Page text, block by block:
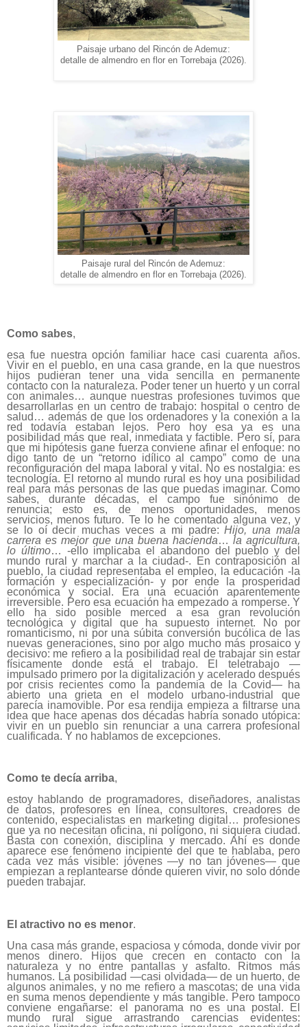
Paisaje urbano del Rincón de Ademuz:
detalle de almendro en flor en Torrebaja (2026).
Paisaje rural del Rincón de Ademuz:
detalle de almendro en flor en Torrebaja (2026).
Como sabes,
esa fue nuestra opción familiar hace casi cuarenta años.
Vivir en el pueblo, en una casa grande, en la que nuestros
hijos pudieran tener una vida sencilla en permanente
contacto con la naturaleza. Poder tener un huerto y un corral
con animales… aunque nuestras profesiones tuvimos que
desarrollarlas en un centro de trabajo: hospital o centro de
salud… además de que los ordenadores y la conexión a la
red todavía estaban lejos. Pero hoy esa ya es una
posibilidad más que real, inmediata y factible. Pero sí, para
que mi hipótesis gane fuerza conviene afinar el enfoque: no
digo tanto de un “retorno idílico al campo” como de una
reconfiguración del mapa laboral y vital. No es nostalgia: es
tecnología. El retorno al mundo rural es hoy una posibilidad
real para más personas de las que puedas imaginar. Como
sabes, durante décadas, el campo fue sinónimo de
renuncia; esto es, de menos oportunidades, menos
servicios, menos futuro. Te lo he comentado alguna vez, y
se lo oí decir muchas veces a mi padre:Hijo, una mala
carrera es mejor que una buena hacienda… la agricultura,
lo último… -ello implicaba el abandono del pueblo y del
mundo rural y marchar a la ciudad-. En contraposición al
pueblo, la ciudad representaba el empleo, la educación -la
formación y especialización- y por ende la prosperidad
económica y social. Era una ecuación aparentemente
irreversible. Pero esa ecuación ha empezado a romperse. Y
ello ha sido posible merced a esa gran revolución
tecnológica y digital que ha supuesto internet. No por
romanticismo, ni por una súbita conversión bucólica de las
nuevas generaciones, sino por algo mucho más prosaico y
decisivo: me refiero a la posibilidad real de trabajar sin estar
físicamente donde está el trabajo. El teletrabajo —
impulsado primero por la digitalización y acelerado después
por crisis recientes como la pandemia de la Covid— ha
abierto una grieta en el modelo urbano-industrial que
parecía inamovible. Por esa rendija empieza a filtrarse una
idea que hace apenas dos décadas habría sonado utópica:
vivir en un pueblo sin renunciar a una carrera profesional
cualificada. Y no hablamos de excepciones.
Como te decía arriba,
estoy hablando de programadores, diseñadores, analistas
de datos, profesores en línea, consultores, creadores de
contenido, especialistas en marketing digital… profesiones
que ya no necesitan oficina, ni polígono, ni siquiera ciudad.
Basta con conexión, disciplina y mercado. Ahí es donde
aparece ese fenómeno incipiente del que te hablaba, pero
cada vez más visible: jóvenes —y no tan jóvenes— que
empiezan a replantearse dónde quieren vivir, no solo dónde
pueden trabajar.
El atractivo no es menor.
Una casa más grande, espaciosa y cómoda, donde vivir por
menos dinero. Hijos que crecen en contacto con la
naturaleza y no entre pantallas y asfalto. Ritmos más
humanos. La posibilidad —casi olvidada— de un huerto, de
algunos animales, y no me refiero a mascotas; de una vida
en suma menos dependiente y más tangible. Pero tampoco
conviene engañarse: el panorama no es una postal. El
mundo rural sigue arrastrando carencias evidentes: